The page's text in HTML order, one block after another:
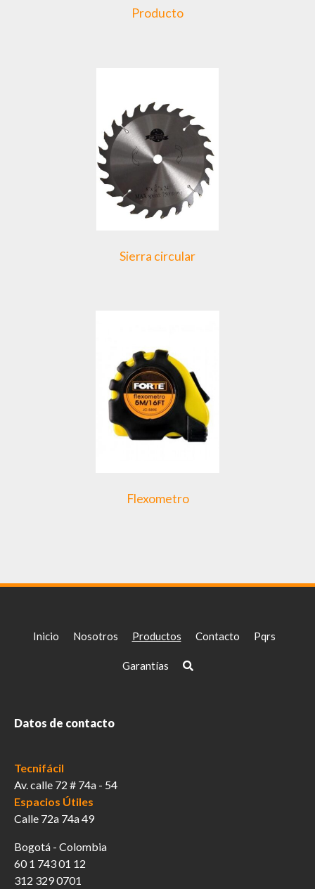
Producto
Sierra circular
Flexometro
Inicio Nosotros Productos Contacto Pqrs
Garantías
Datos de contacto
Tecnifácil
Av. calle 72 # 74a - 54
Espacios Útiles
Calle 72a 74a 49
Bogotá - Colombia
60 1 743 01 12
312 329 0701